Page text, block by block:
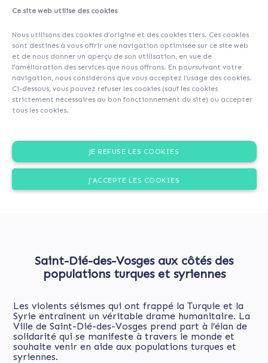
Ce site web utilise des cookies
Nous utilisons des cookies d’origine et des cookies tiers. Ces cookies
sont destinés à vous offrir une navigation optimisée sur ce site web
et de nous donner un aperçu de son utilisation, en vue de
l’amélioration des services que nous offrons. En poursuivant votre
navigation, nous considérons que vous acceptez l’usage des cookies.
Ci-dessous, vous pouvez refuser les cookies (sauf les cookies
strictement nécessaires au bon fonctionnement du site) ou accepter
tous les cookies.
JE REFUSE LES COOKIES
J'ACCEPTE LES COOKIES
Saint-Dié-des-Vosges aux côtés des
populations turques et syriennes
Les violents séismes qui ont frappé la Turquie et la
Syrie entraînent un véritable drame humanitaire. La
Ville de Saint-Dié-des-Vosges prend part à l’élan de
solidarité qui se manifeste à travers le monde et
souhaite venir en aide aux populations turques et
syriennes.